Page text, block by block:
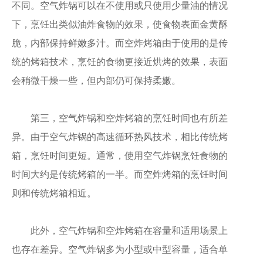
不同。空气炸锅可以在不使用或只使用少量油的情况
下，烹饪出类似油炸食物的效果，使食物表面金黄酥
脆，内部保持鲜嫩多汁。而空炸烤箱由于使用的是传
统的烤箱技术，烹饪的食物更接近烘烤的效果，表面
会稍微干燥一些，但内部仍可保持柔嫩。
第三，空气炸锅和空炸烤箱的烹饪时间也有所差
异。由于空气炸锅的高速循环热风技术，相比传统烤
箱，烹饪时间更短。通常，使用空气炸锅烹饪食物的
时间大约是传统烤箱的一半。而空炸烤箱的烹饪时间
则和传统烤箱相近。
此外，空气炸锅和空炸烤箱在容量和适用场景上
也存在差异。空气炸锅多为小型或中型容量，适合单